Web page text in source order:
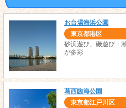
お台場海浜公園
東京都港区
砂浜遊び、磯遊び・
が多彩
葛西臨海公園
東京都江戸川区